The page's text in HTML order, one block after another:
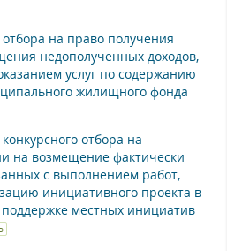
на право получения
недополученных доходов,
услуг по содержанию
жилищного фонда
отбора на
на возмещение фактически
с выполнением работ,
инициативного проекта в
местных инициатив